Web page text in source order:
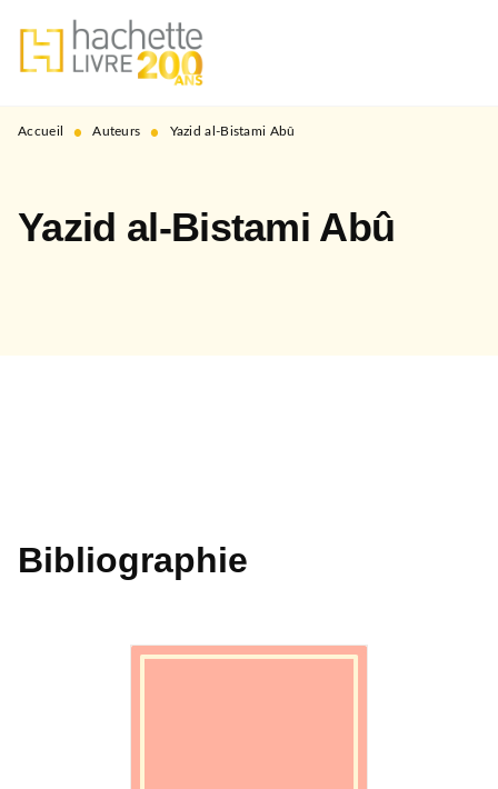
MENU RECHERCHE
PIED DE PAGE
Accueil • Auteurs • Yazid al-Bistami Abû
Yazid al-Bistami Abû
Bibliographie